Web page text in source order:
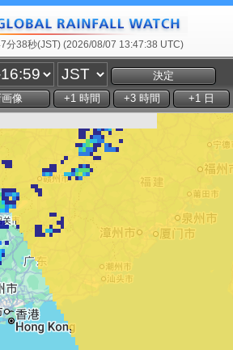
分38秒(JST) (2026/08/07 13:47:38 UTC)